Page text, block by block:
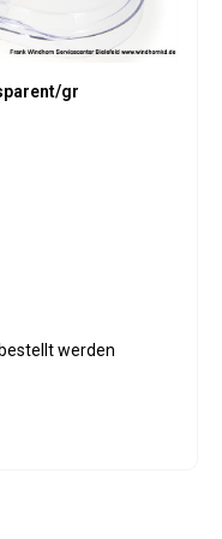
gr
werden